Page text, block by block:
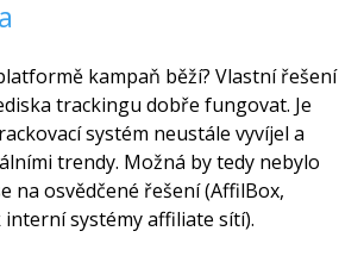
kampaň běží? Vlastní řešení
trackingu dobře fungovat. Je
systém neustále vyvíjel a
trendy. Možná by tedy nebylo
na osvědčené řešení (AffilBox,
interní systémy affiliate sítí).